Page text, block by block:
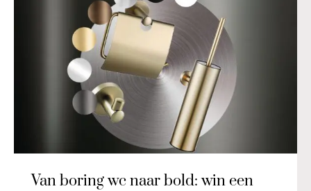
Van boring wc naar bold: win een